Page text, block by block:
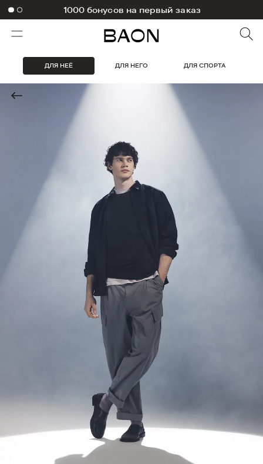
1000 бонусов на первый заказ
-10% на первый заказ в приложении
ДЛЯ НЕЁ ДЛЯ НЕГО ДЛЯ СПОРТА